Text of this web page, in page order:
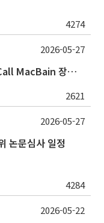
4274
2026-2027 캐나다 McGill대학 McCall MacBain 장학생 선발 안내
2621
2026-05-27
논문심사 일정
4284
2026-05-27
2026-05-22